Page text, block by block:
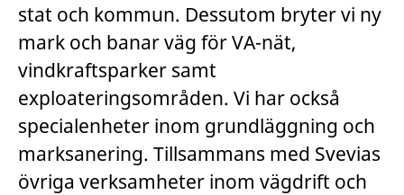
stat och kommun. Dessutom bryter vi ny
mark och banar väg för VA-nät,
vindkraftsparker samt
exploateringsområden. Vi har också
specialenheter inom grundläggning och
marksanering. Tillsammans med Svevias
övriga verksamheter inom vägdrift och